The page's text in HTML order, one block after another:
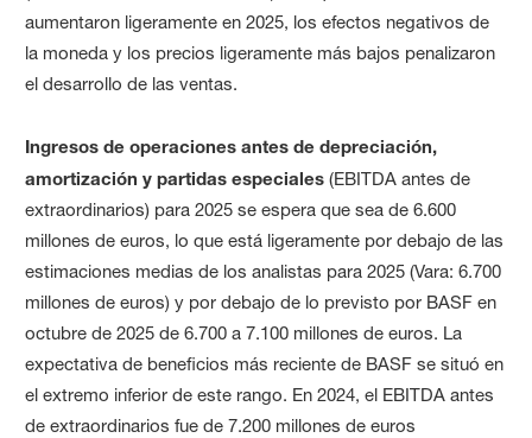
aumentaron ligeramente en 2025, los efectos negativos de
la moneda y los precios ligeramente más bajos penalizaron
el desarrollo de las ventas.
Ingresos de operaciones antes de depreciación,
amortización y partidas especiales(EBITDA antes de
extraordinarios) para 2025 se espera que sea de 6.600
millones de euros, lo que está ligeramente por debajo de las
estimaciones medias de los analistas para 2025 (Vara: 6.700
millones de euros) y por debajo de lo previsto por BASF en
octubre de 2025 de 6.700 a 7.100 millones de euros. La
expectativa de beneficios más reciente de BASF se situó en
el extremo inferior de este rango. En 2024, el EBITDA antes
de extraordinarios fue de 7.200 millones de euros